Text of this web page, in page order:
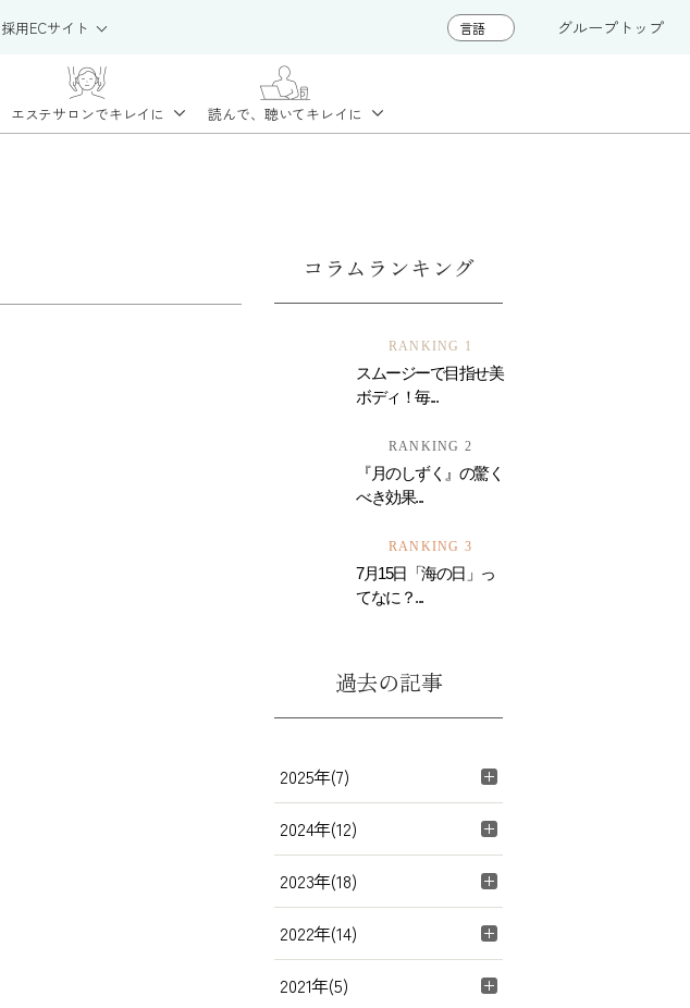
採用ECサイト グループトップ
エステサロンでキレイに 読んで、聴いてキレイに
コラムランキング
RANKING 1
スムージーで目指せ美
ボディ！毎...
RANKING 2
『月のしずく』の驚く
べき効果...
RANKING 3
7月15日「海の日」っ
てなに？...
過去の記事
2025年(7)
2024年(12)
2023年(18)
2022年(14)
2021年(5)